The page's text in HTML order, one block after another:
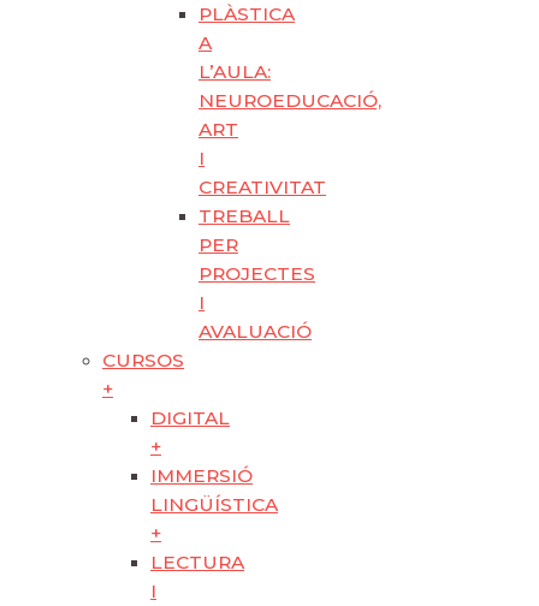
PLÀSTICA
A
L’AULA:
NEUROEDUCACIÓ,
ART
I
CREATIVITAT
TREBALL
PER
PROJECTES
I
AVALUACIÓ
CURSOS
+
DIGITAL
+
IMMERSIÓ
LINGÜÍSTICA
+
LECTURA
I